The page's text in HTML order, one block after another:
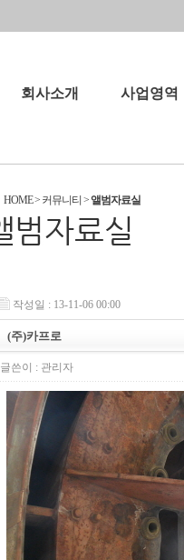
회사소개 사업영역
오시는길
HOME> 커뮤니티 >앨범자료실
작성일 : 13-11-06 00:00
(주)카프로
글쓴이 : 관리자